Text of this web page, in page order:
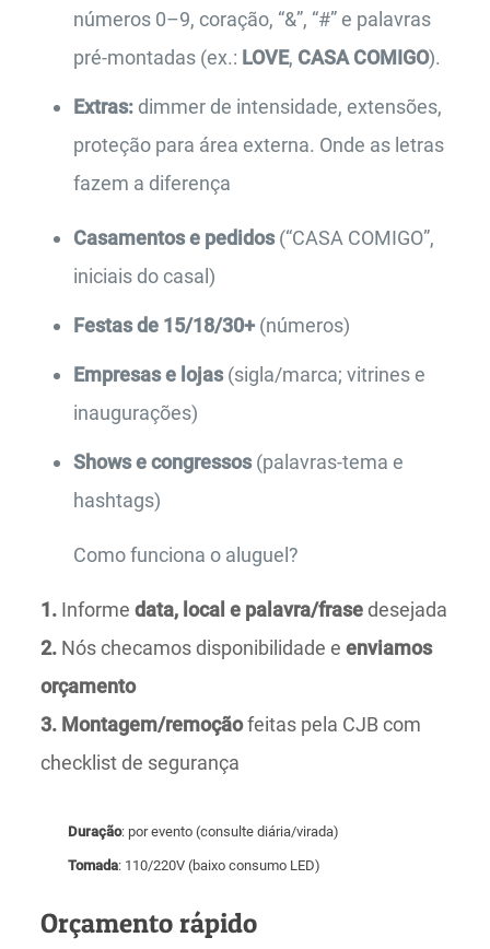
números 0–9, coração, “&”, “#” e palavras
pré-montadas (ex.: LOVE, CASA COMIGO).
Extras:dimmer de intensidade, extensões,
proteção para área externa. Onde as letras
fazem a diferença
Casamentos e pedidos(“CASA COMIGO”,
iniciais do casal)
Festas de 15/18/30+(números)
Empresas e lojas(sigla/marca; vitrines e
inaugurações)
Shows e congressos(palavras-tema e
hashtags)
Como funciona o aluguel?
1.Informe data, local e palavra/frasedesejada
2.Nós checamos disponibilidade e enviamos
orçamento
3. Montagem/remoçãofeitas pela CJB com
checklist de segurança
Duração: por evento (consulte diária/virada)
Tomada: 110/220V (baixo consumo LED)
Orçamento rápido